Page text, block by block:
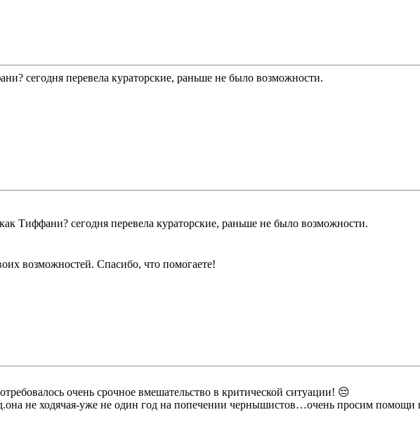
сегодня перевела кураторские, раньше не было возможности.
Тиффани? сегодня перевела кураторские, раньше не было возможности.
возможностей. Спасибо, что помогаете!
очень срочное вмешательство в критической ситуации! 😔
не ходячая-уже не один год на попечении чернышистов…очень просим помощи